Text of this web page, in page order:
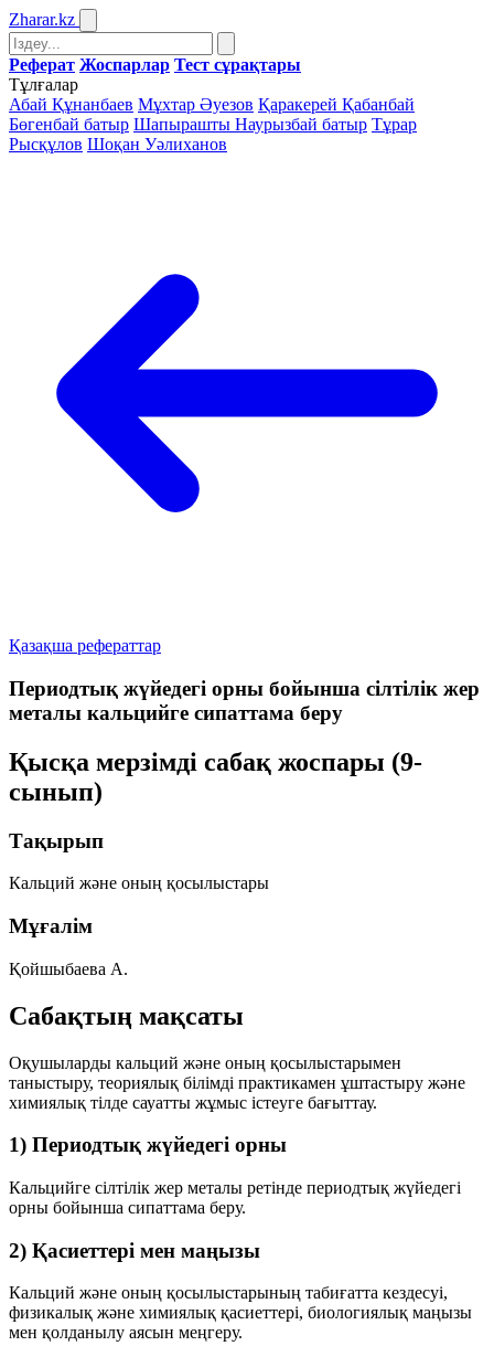
Zharar.kz
Реферат Жоспарлар Тест сұрақтары
Тұлғалар
Абай Құнанбаев Мұхтар Әуезов Қаракерей Қабанбай
Бөгенбай батыр Шапырашты Наурызбай батыр Тұрар
Рысқұлов Шоқан Уәлиханов
Қазақша рефераттар
Периодтық жүйедегі орны бойынша сілтілік жер
металы кальцийге сипаттама беру
Қысқа мерзімді сабақ жоспары (9-
сынып)
Тақырып
Кальций және оның қосылыстары
Мұғалім
Қойшыбаева А.
Сабақтың мақсаты
Оқушыларды кальций және оның қосылыстарымен
таныстыру, теориялық білімді практикамен ұштастыру және
химиялық тілде сауатты жұмыс істеуге бағыттау.
1) Периодтық жүйедегі орны
Кальцийге сілтілік жер металы ретінде периодтық жүйедегі
орны бойынша сипаттама беру.
2) Қасиеттері мен маңызы
Кальций және оның қосылыстарының табиғатта кездесуі,
физикалық және химиялық қасиеттері, биологиялық маңызы
мен қолданылу аясын меңгеру.